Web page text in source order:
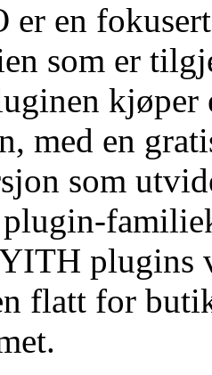
er en
som er
med en
som
plugins
flatt for